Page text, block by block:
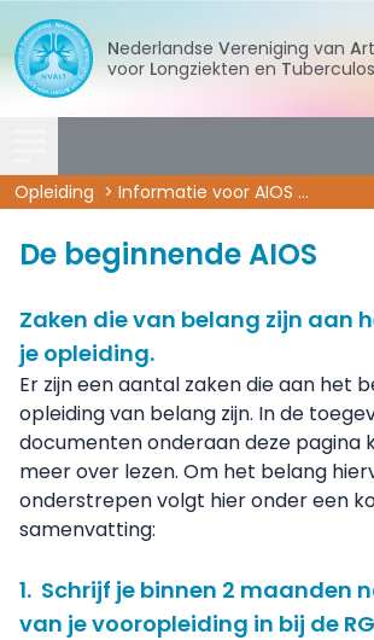
Nederlandse Vereniging van
voor Longziekten en
Opleiding Informatie voor AIOS
De beginnende AIOS
Zaken die van belang zijn aan
je opleiding.
Er zijn een aantal zaken die aan het
opleiding van belang zijn. In de
documenten onderaan deze pagina
meer over lezen. Om het belang
onderstrepen volgt hier onder een
samenvatting:
1. Schrijf je binnen 2 maanden
van je vooropleiding in bij de